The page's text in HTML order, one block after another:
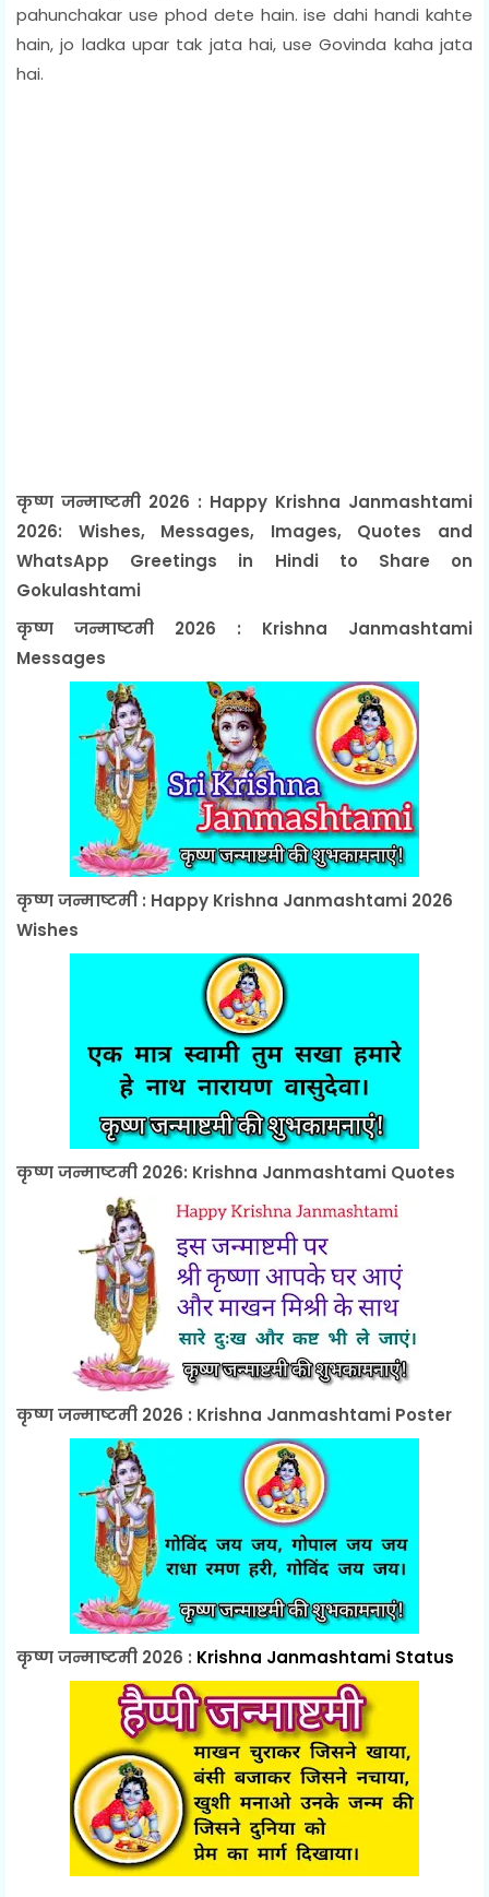
pahunchakar use phod dete hain. ise dahi handi kahte
hain, jo ladka upar tak jata hai, use Govinda kaha jata
hai.
कृष्ण जन्माष्टमी 2026 : Happy Krishna Janmashtami
2026: Wishes, Messages, Images, Quotes and
WhatsApp Greetings in Hindi to Share on
Gokulashtami
कृष्ण जन्माष्टमी 2026 : Krishna Janmashtami
Messages
कृष्ण जन्माष्टमी : Happy Krishna Janmashtami 2026
Wishes
कृष्ण जन्माष्टमी 2026: Krishna Janmashtami Quotes
कृष्ण जन्माष्टमी 2026 : Krishna Janmashtami Poster
कृष्ण जन्माष्टमी 2026 : Krishna Janmashtami Status